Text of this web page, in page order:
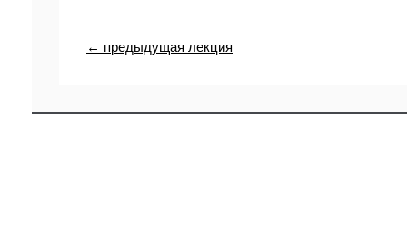
← предыдущая лекция